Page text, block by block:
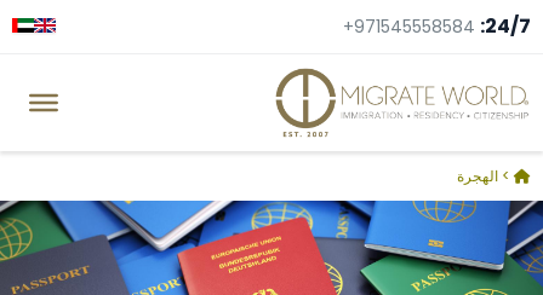
24/7:
+971545558584
> الهجرة